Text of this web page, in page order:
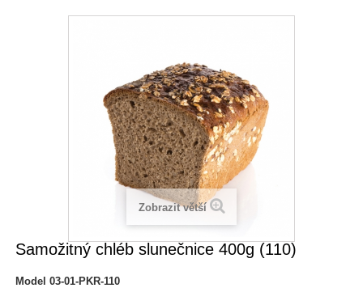
Zobrazit větší
Samožitný chléb slunečnice 400g (110)
Model 03-01-PKR-110